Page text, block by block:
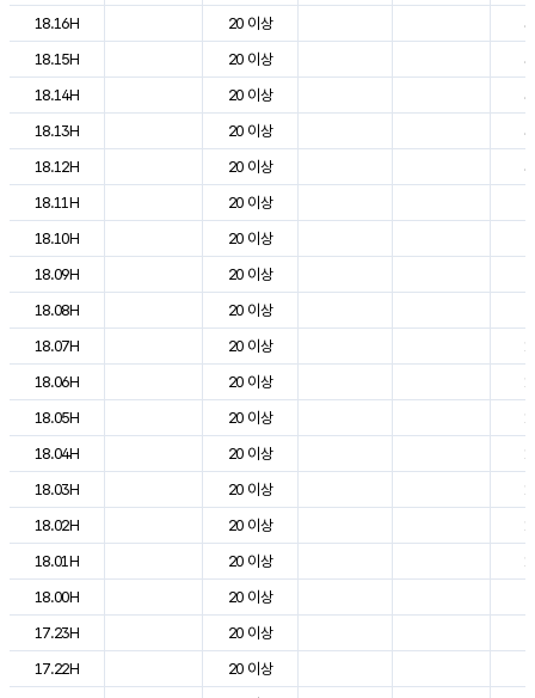
18.16H
20 이상
18.15H
20 이상
18.14H
20 이상
18.13H
20 이상
18.12H
20 이상
18.11H
20 이상
18.10H
20 이상
18.09H
20 이상
18.08H
20 이상
18.07H
20 이상
18.06H
20 이상
18.05H
20 이상
18.04H
20 이상
18.03H
20 이상
18.02H
20 이상
18.01H
20 이상
18.00H
20 이상
17.23H
20 이상
17.22H
20 이상